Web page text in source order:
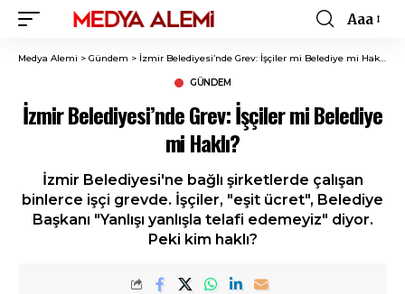
Font
Resizer
Aaa
Medya Alemi > Gündem > İzmir Belediyesi’nde Grev: İşçiler mi Belediye mi Haklı?
GÜNDEM
İzmir Belediyesi’nde Grev: İşçiler mi Belediye
mi Haklı?
İzmir Belediyesi'ne bağlı şirketlerde çalışan
binlerce işçi grevde. İşçiler, "eşit ücret", Belediye
Başkanı "Yanlışı yanlışla telafi edemeyiz" diyor.
Peki kim haklı?